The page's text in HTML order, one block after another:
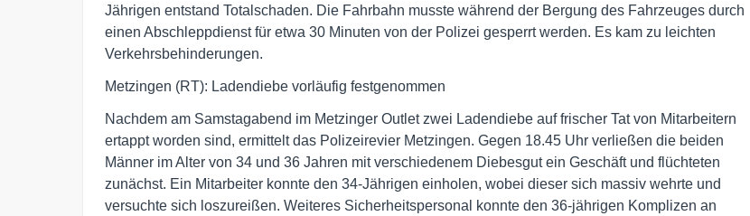
Jährigen entstand Totalschaden. Die Fahrbahn musste während der Bergung des Fahrzeuges durch
einen Abschleppdienst für etwa 30 Minuten von der Polizei gesperrt werden. Es kam zu leichten
Verkehrsbehinderungen.
Metzingen (RT): Ladendiebe vorläufig festgenommen
Nachdem am Samstagabend im Metzinger Outlet zwei Ladendiebe auf frischer Tat von Mitarbeitern
ertappt worden sind, ermittelt das Polizeirevier Metzingen. Gegen 18.45 Uhr verließen die beiden
Männer im Alter von 34 und 36 Jahren mit verschiedenem Diebesgut ein Geschäft und flüchteten
zunächst. Ein Mitarbeiter konnte den 34-Jährigen einholen, wobei dieser sich massiv wehrte und
versuchte sich loszureißen. Weiteres Sicherheitspersonal konnte den 36-jährigen Komplizen an